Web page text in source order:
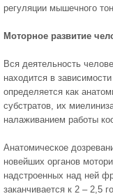
регуляции мышечного
Моторное развитие
Вся деятельность
находится в
определяется как
субстратов, их
налаживанием работы
Анатомическое
новейших органов
надстроенных над ней
заканчивается к 2 – 2,5